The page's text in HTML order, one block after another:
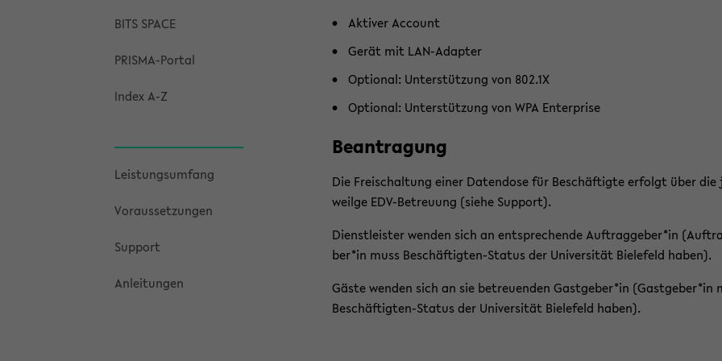
BITS SPACE
PRISMA-​Portal
Index A-Z
Leis­tungs­um­fang
Vor­aus­set­zun­gen
Sup­port
An­lei­tun­gen
Ak­ti­ver Ac­count
Gerät mit LAN-​Adapter
Op­tio­nal: Un­ter­stüt­zung von 802.1X
Op­tio­nal: Un­ter­stüt­zung von WPA En­ter­pri­se
Be­an­tra­gung
Die Frei­schal­tung einer Da­ten­do­se für Be­schäf­tig­te er­folgt über
weil­ge EDV-​Betreuung (siehe Sup­port).
Dienst­leis­ter wen­den sich an ent­spre­chen­de Auf­trag­ge­ber*in
ber*in muss Beschäftigten-​Status der Uni­ver­si­tät Bie­le­feld haben).
Gäste wen­den sich an sie be­treu­en­den Gast­ge­ber*in (Gast­ge­ber*in
Beschäftigten-​Status der Uni­ver­si­tät Bie­le­feld haben).